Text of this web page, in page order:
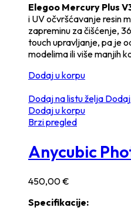
Elegoo Mercury Plus
i UV očvršćavanje resin
zapreminu za čišćenje,
touch upravljanje, pa je
modelima ili više manjih
Dodaj u korpu
Dodaj na listu želja
Dodaj u korpu
Brzi pregled
Anycubic
450,00€
Specifikacije: